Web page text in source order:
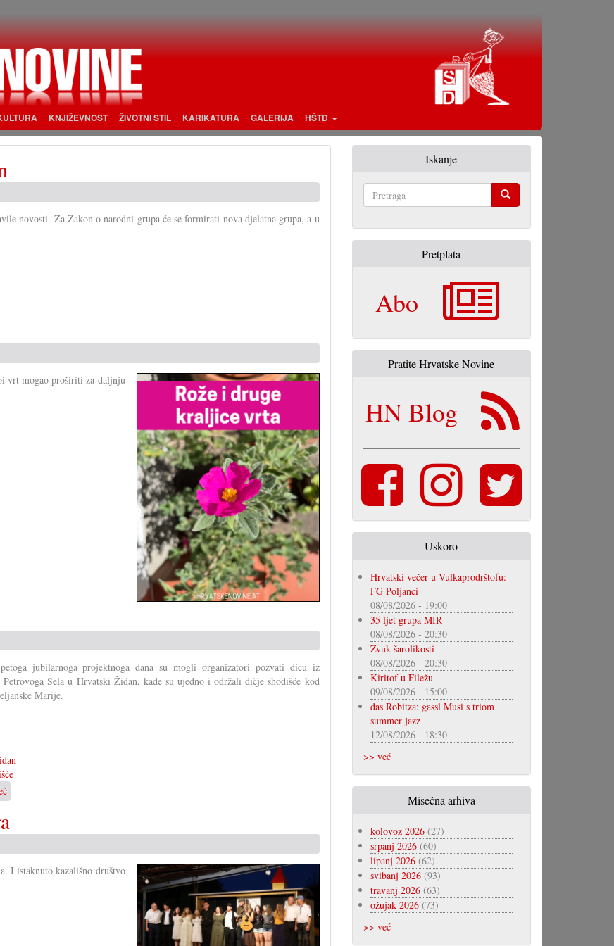
KNJIŽEVNOST ŽIVOTNI STIL KARIKATURA GALERIJA HŠTD
novosti. Za Zakon o narodni grupa će se formirati nova djelatna grupa, a u
vrt mogao proširiti za daljnju
jubilarnoga projektnoga dana su mogli organizatori pozvati dicu iz
Sela u Hrvatski Židan, kade su ujedno i održali dičje shodišće kod
Marije.
Veliko
dičje
shodišće
I istaknuto kazališno društvo
Iskanje
Pretplata
Abo
Pratite Hrvatske Novine
HN Blog
Uskoro
Hrvatski večer u Vulkaprodrštofu:
FG Poljanci
08/08/2026 - 19:00
35 ljet grupa MIR
08/08/2026 - 20:30
Zvuk šarolikosti
08/08/2026 - 20:30
Kiritof u Filežu
09/08/2026 - 15:00
das Robitza: gassl Musi s triom
summer jazz
12/08/2026 - 18:30
>> već
Misečna arhiva
kolovoz 2026(27)
srpanj 2026(60)
lipanj 2026(62)
svibanj 2026(93)
travanj 2026(63)
ožujak 2026(73)
>> već